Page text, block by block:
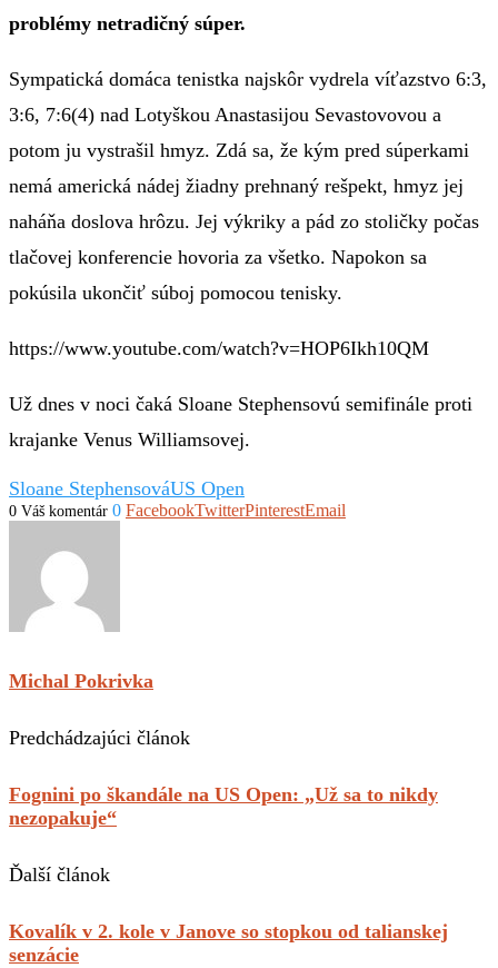
problémy netradičný súper.
Sympatická domáca tenistka najskôr vydrela víťazstvo 6:3,
3:6, 7:6(4) nad Lotyškou Anastasijou Sevastovovou a
potom ju vystrašil hmyz. Zdá sa, že kým pred súperkami
nemá americká nádej žiadny prehnaný rešpekt, hmyz jej
naháňa doslova hrôzu. Jej výkriky a pád zo stoličky počas
tlačovej konferencie hovoria za všetko. Napokon sa
pokúsila ukončiť súboj pomocou tenisky.
https://www.youtube.com/watch?v=HOP6Ikh10QM
Už dnes v noci čaká Sloane Stephensovú semifinále proti
krajanke Venus Williamsovej.
Sloane StephensováUS Open
0 Váš komentár 0 FacebookTwitterPinterestEmail
Michal Pokrivka
Predchádzajúci článok
Fognini po škandále na US Open: „Už sa to nikdy
nezopakuje“
Ďalší článok
Kovalík v 2. kole v Janove so stopkou od talianskej
senzácie